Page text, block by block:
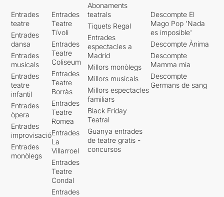
Entrades
teatre
Entrades
dansa
Entrades
musicals
Entrades
teatre
infantil
Entrades
òpera
Entrades
improvisació
Entrades
monòlegs
Entrades
Teatre
Tívoli
Entrades
Teatre
Coliseum
Entrades
Teatre
Borràs
Entrades
Teatre
Romea
Entrades
La
Villarroel
Entrades
Teatre
Condal
Entrades
Abonaments
teatrals
Tiquets Regal
Entrades
espectacles a
Madrid
Millors monòlegs
Millors musicals
Millors espectacles
familiars
Black Friday
Teatral
Guanya entrades
de teatre gratis -
concursos
Descompte El
Mago Pop 'Nada
es imposible'
Descompte Ànima
Descompte
Mamma mia
Descompte
Germans de sang